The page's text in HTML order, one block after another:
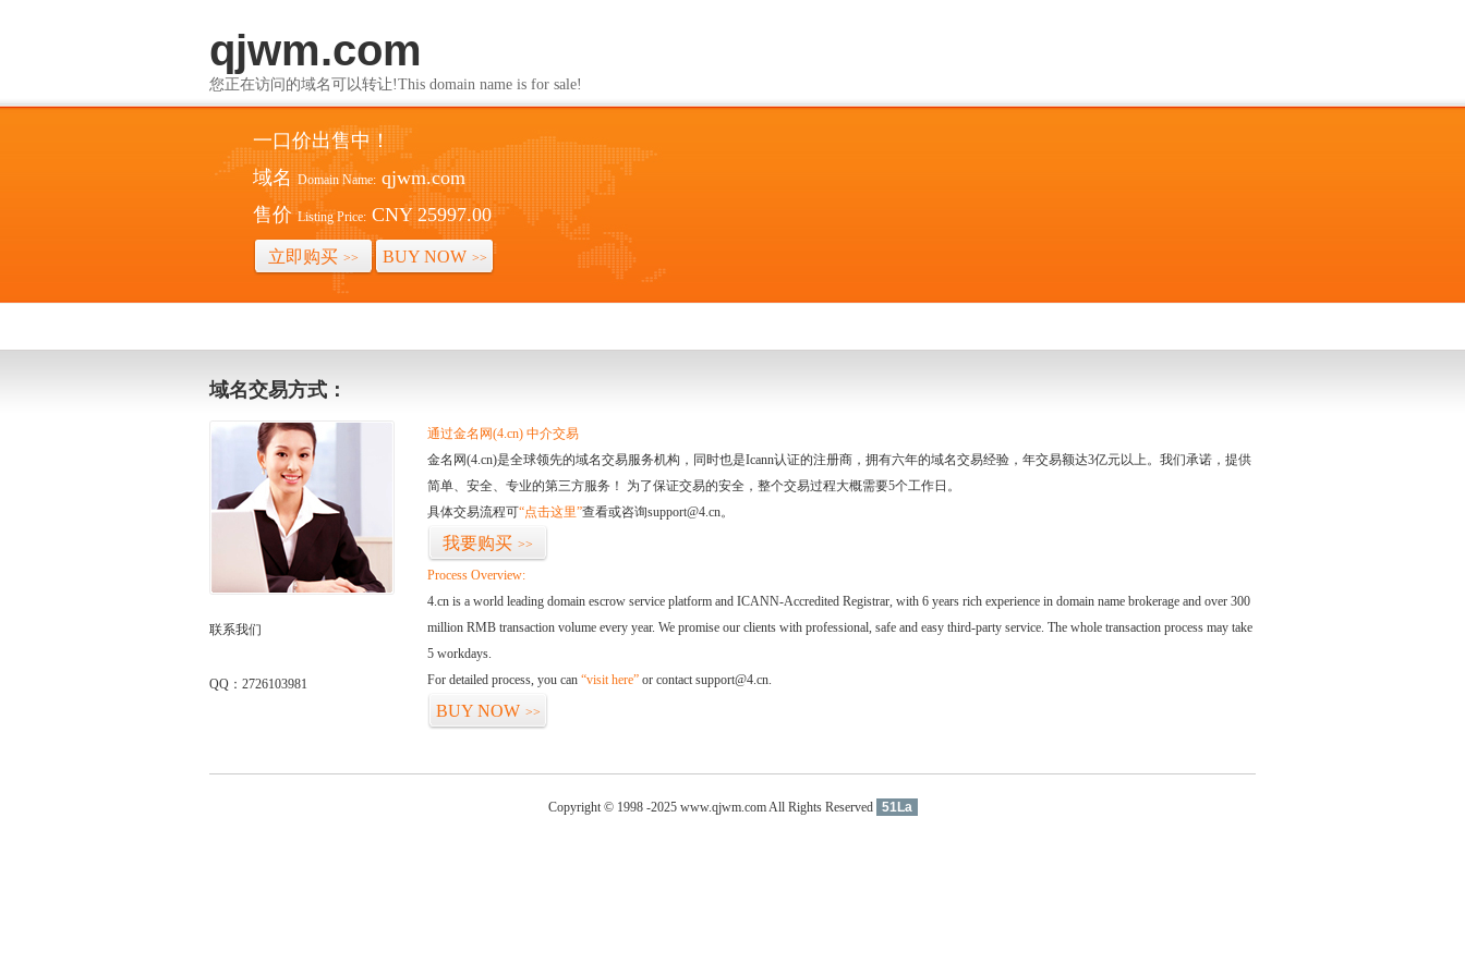
qjwm.com
您正在访问的域名可以转让!This domain name is for sale!
一口价出售中！
域名 Domain Name: qjwm.com
售价 Listing Price: CNY 25997.00
立即购买 >> BUY NOW >>
域名交易方式：
联系我们
QQ：2726103981
通过金名网(4.cn) 中介交易
金名网(4.cn)是全球领先的域名交易服务机构，同时也是Icann认证的注册商，拥有六年的域名交易经验，年交易额达3亿元以上。我们承诺，提供
简单、安全、专业的第三方服务！ 为了保证交易的安全，整个交易过程大概需要5个工作日。
具体交易流程可“点击这里”查看或咨询support@4.cn。
我要购买 >>
Process Overview:
4.cn is a world leading domain escrow service platform and ICANN-Accredited Registrar, with 6 years rich experience in domain name brokerage and over 300
million RMB transaction volume every year. We promise our clients with professional, safe and easy third-party service. The whole transaction process may take
5 workdays.
For detailed process, you can “visit here” or contact support@4.cn.
BUY NOW >>
Copyright © 1998 -2025 www.qjwm.com All Rights Reserved 51La